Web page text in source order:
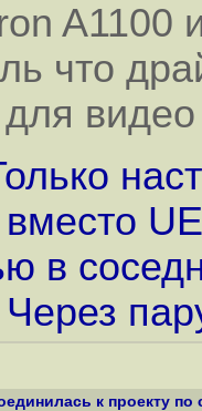
A1100
что
видео
в
Через
к проекту по